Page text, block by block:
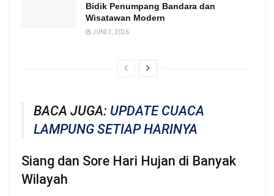
Bidik Penumpang Bandara dan
Wisatawan Modern
JUNI 3, 2026
BACA JUGA: UPDATE CUACA
LAMPUNG SETIAP HARINYA
Siang dan Sore Hari Hujan di Banyak
Wilayah